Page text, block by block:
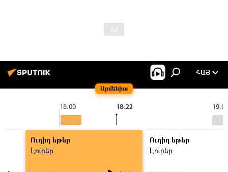
Արմենիա
ՀԱՅ
18:00 19:00
18:22
Ուղիղ եթեր
Լուրեր
Ուղիղ եթեր
Լուրեր